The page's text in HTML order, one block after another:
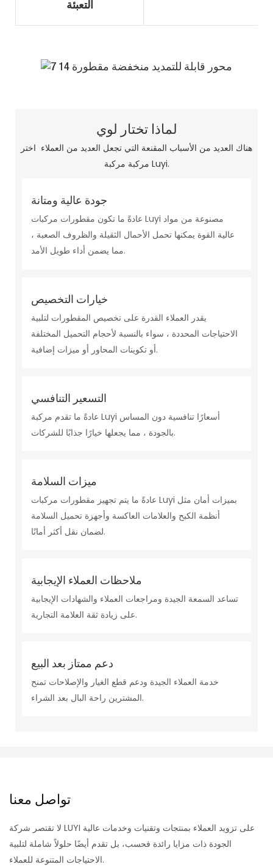
التعبئة
لماذا تختار لوي
هناك العديد من الأسباب المقنعة التي تجعل العديد من العملاء اختر
مركبة مركبة Luyi.
جودة عالية ومتانة
عادةً ما تكون مقطورات مركبات Luyi مصنوعة من مواد
عالية القوة يمكنها تحمل الأحمال الثقيلة والظروف الصعبة ،
مما يضمن أداء طويل الأمد.
خيارات التخصيص
يقدر العملاء القدرة على تخصيص المقطورات لتلبية
الاحتياجات المحددة ، سواء بالنسبة لأحجام التحميل المختلفة
أو تكوينات المحاور أو ميزات إضافية.
التسعير التنافسي
عادةً ما تقدم مركبة Luyi أسعارًا تنافسية دون المساس
بالجودة ، مما يجعلها خيارًا جذابًا للشركات.
ميزات السلامة
عادةً ما يتم تجهيز مقطورات مركبات Luyi بميزات أمان مثل
أنظمة الكبح والعلامات العاكسة وأجهزة تحميل السلامة
لضمان نقل أكثر أمانًا.
ملاحظات العملاء الإيجابية
تساعد السمعة الجيدة ومراجعات العملاء والشهادات الإيجابية
على زيادة ثقة العلامة التجارية.
دعم ممتاز بعد البيع
خدمة العملاء الجيدة ودعم قطع الغيار والإصلاحات تمنح
المشترين راحة البال بعد الشراء.
تواصل معنا
لا تقتصر شركة LUYI على تزويد العملاء بمنتجات وتقنيات وخدمات عالية
الجودة ذات مزايا رائدة فحسب، بل تقدم أيضًا حلولاً شاملة لتلبية
الاحتياجات المتنوعة للعملاء.